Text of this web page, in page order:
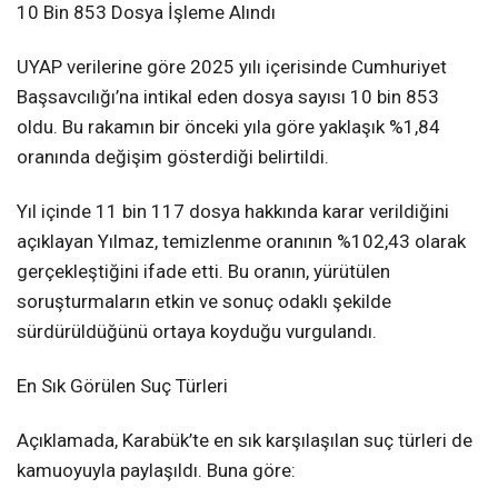
10 Bin 853 Dosya İşleme Alındı
UYAP verilerine göre 2025 yılı içerisinde Cumhuriyet
Başsavcılığı’na intikal eden dosya sayısı 10 bin 853
oldu. Bu rakamın bir önceki yıla göre yaklaşık %1,84
oranında değişim gösterdiği belirtildi.
Yıl içinde 11 bin 117 dosya hakkında karar verildiğini
açıklayan Yılmaz, temizlenme oranının %102,43 olarak
gerçekleştiğini ifade etti. Bu oranın, yürütülen
soruşturmaların etkin ve sonuç odaklı şekilde
sürdürüldüğünü ortaya koyduğu vurgulandı.
En Sık Görülen Suç Türleri
Açıklamada, Karabük’te en sık karşılaşılan suç türleri de
kamuoyuyla paylaşıldı. Buna göre: